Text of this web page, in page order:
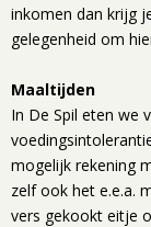
inkomen dan krijg
gelegenheid om
Maaltijden
In De Spil eten we
mogelijk rekening
zelf ook het e.e.a.
vers gekookt eitje